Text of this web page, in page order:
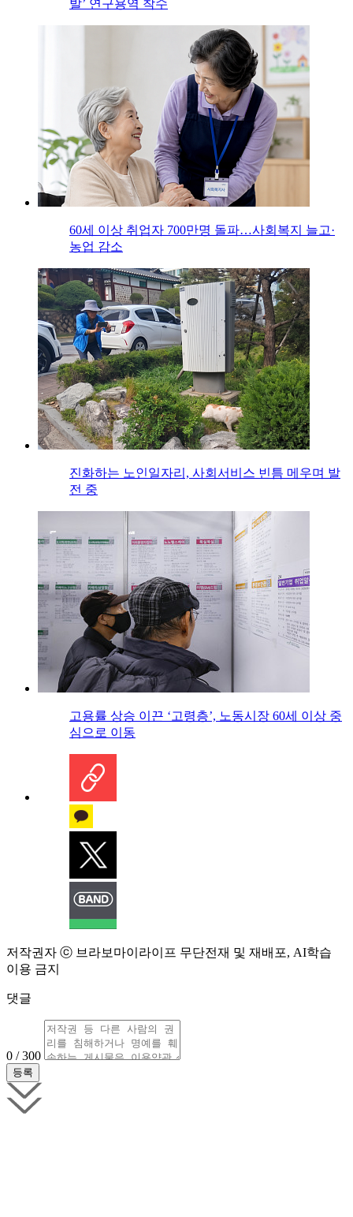
발’ 연구용역 착수
60세 이상 취업자 700만명 돌파…사회복지 늘고·
농업 감소
진화하는 노인일자리, 사회서비스 빈틈 메우며 발
전 중
고용률 상승 이끈 ‘고령층’, 노동시장 60세 이상 중
심으로 이동
저작권자 ⓒ 브라보마이라이프 무단전재 및 재배포, AI학습
이용 금지
댓글
0 / 300